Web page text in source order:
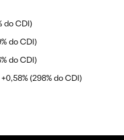
do CDI)
do CDI)
do CDI)
(298% do CDI)